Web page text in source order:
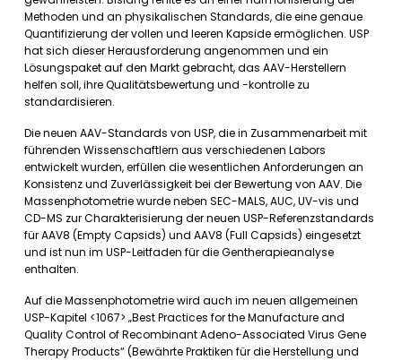
Methoden und an physikalischen Standards, die eine genaue
Quantifizierung der vollen und leeren Kapside ermöglichen. USP
hat sich dieser Herausforderung angenommen und ein
Lösungspaket auf den Markt gebracht, das AAV-Herstellern
helfen soll, ihre Qualitätsbewertung und -kontrolle zu
standardisieren.
Die neuen AAV-Standards von USP, die in Zusammenarbeit mit
führenden Wissenschaftlern aus verschiedenen Labors
entwickelt wurden, erfüllen die wesentlichen Anforderungen an
Konsistenz und Zuverlässigkeit bei der Bewertung von AAV. Die
Massenphotometrie wurde neben SEC-MALS, AUC, UV-vis und
CD-MS zur Charakterisierung der neuen USP-Referenzstandards
für AAV8 (Empty Capsids) und AAV8 (Full Capsids) eingesetzt
und ist nun im USP-Leitfaden für die Gentherapieanalyse
enthalten.
Auf die Massenphotometrie wird auch im neuen allgemeinen
USP-Kapitel <1067> „Best Practices for the Manufacture and
Quality Control of Recombinant Adeno-Associated Virus Gene
Therapy Products“ (Bewährte Praktiken für die Herstellung und